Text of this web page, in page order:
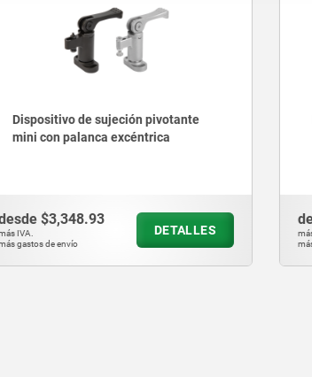
de sujeción pivotante
palanca excéntrica
DETALLES
más gastos de